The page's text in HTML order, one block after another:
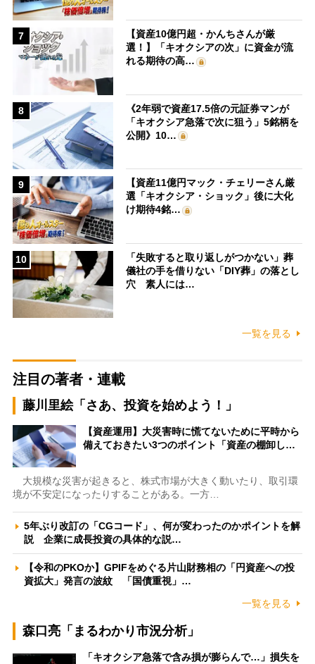
7
【資産10億円超・かんちさんが厳
選！】「キオクシアの次」に資金が流
れる期待の高…
8
《2年弱で資産17.5倍の元証券マンが
「キオクシア急落で次に狙う」5銘柄を
公開》10…
9
【資産11億円マック・チェリーさん厳
選「キオクシア・ショック」後に大化
け期待4銘…
10
「失敗すると取り返しがつかない」葬
儀社の手を借りない「DIY葬」の落とし
穴 素人には…
一覧を見る
注目の著者・連載
藤川里絵「さあ、投資を始めよう！」
【資産運用】大災害時に慌てないために平時から
備えておきたい3つのポイント「資産の棚卸し…
大規模な災害が起きると、株式市場が大きく動いたり、取引環
境が不安定になったりすることがある。一方…
5年ぶり改訂の「CGコード」、何が変わったのかポイントを解
説 企業に成長投資の具体的な説…
【令和のPKOか】GPIFをめぐる片山財務相の「円資産への投
資拡大」発言の波紋 「国債重視」…
一覧を見る
森口亮「まるわかり市況分析」
「キオクシア急落で含み損が膨らんで…」損失を